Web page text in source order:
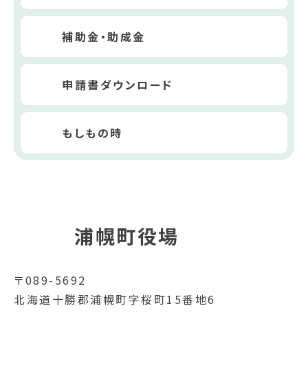
補助金・助成金
申請書ダウンロード
もしもの時
浦幌町役場
〒089-5692
北海道十勝郡浦幌町字桜町15番地6